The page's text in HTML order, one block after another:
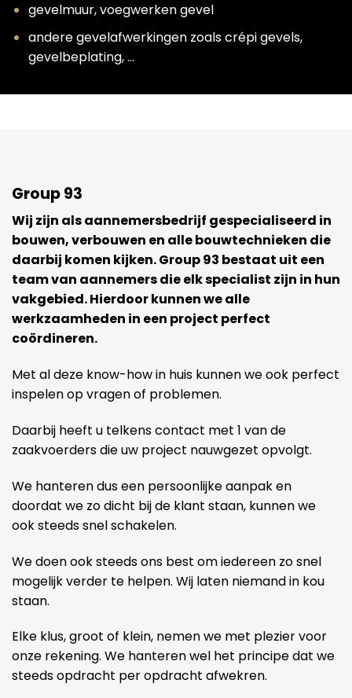
gevelmuur, voegwerken gevel
andere gevelafwerkingen zoals crépi gevels,
gevelbeplating, …
Group 93
Wij zijn als aannemersbedrijf gespecialiseerd in
bouwen, verbouwen en alle bouwtechnieken die
daarbij komen kijken. Group 93 bestaat uit een
team van aannemers die elk specialist zijn in hun
vakgebied. Hierdoor kunnen we alle
werkzaamheden in een project perfect
coördineren.
Met al deze know-how in huis kunnen we ook perfect
inspelen op vragen of problemen.
Daarbij heeft u telkens contact met 1 van de
zaakvoerders die uw project nauwgezet opvolgt.
We hanteren dus een persoonlijke aanpak en
doordat we zo dicht bij de klant staan, kunnen we
ook steeds snel schakelen.
We doen ook steeds ons best om iedereen zo snel
mogelijk verder te helpen. Wij laten niemand in kou
staan.
Elke klus, groot of klein, nemen we met plezier voor
onze rekening. We hanteren wel het principe dat we
steeds opdracht per opdracht afwekren.